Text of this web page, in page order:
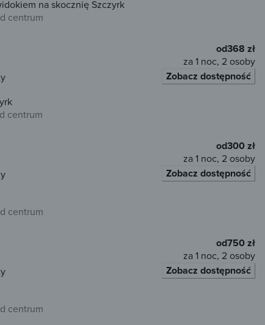
na skocznię Szczyrk
centrum
od368 zł
za 1 noc, 2 osoby
Zobacz dostępność
centrum
od300 zł
za 1 noc, 2 osoby
Zobacz dostępność
centrum
od750 zł
za 1 noc, 2 osoby
Zobacz dostępność
centrum